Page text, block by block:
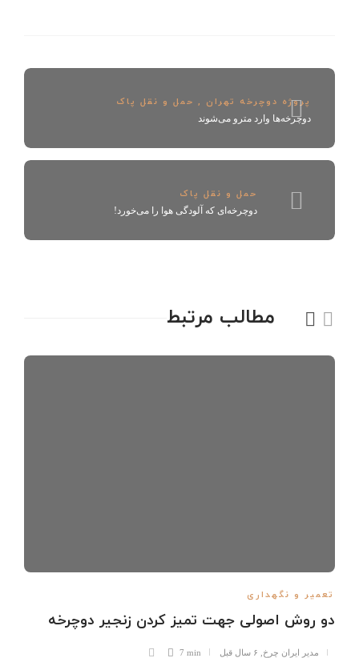
پروژه دوچرخه تهران , حمل و نقل پاک
دوچرخه‌ها وارد مترو می‌شوند
حمل و نقل پاک
دوچرخه‌ای که آلودگی هوا را می‌خورد!
مطالب مرتبط
تعمیر و نگهداری
دو روش اصولی جهت تمیز کردن زنجیر دوچرخه
مدیر ایران چرخ ۶ سال قبل 7 min